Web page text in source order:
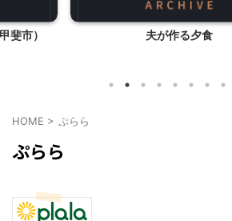
斐市） 夫が作る夕食
HOME > ぷらら
ぷらら